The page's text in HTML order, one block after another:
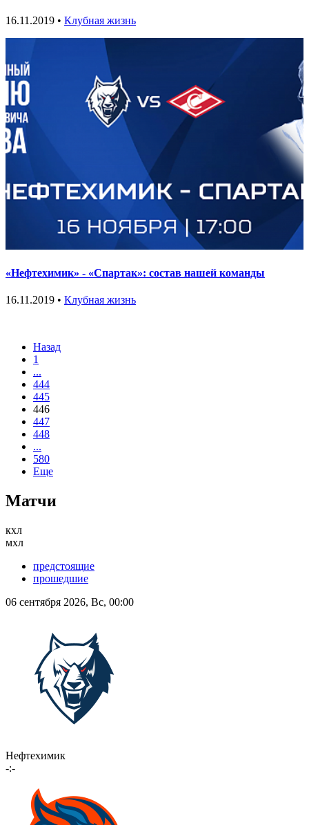
16.11.2019 • Клубная жизнь
«Нефтехимик» - «Спартак»: состав нашей команды
16.11.2019 • Клубная жизнь
Назад
1
...
444
445
446
447
448
...
580
Еще
Матчи
кхл
мхл
предстоящие
прошедшие
06 сентября 2026, Вс, 00:00
Нефтехимик
-:-